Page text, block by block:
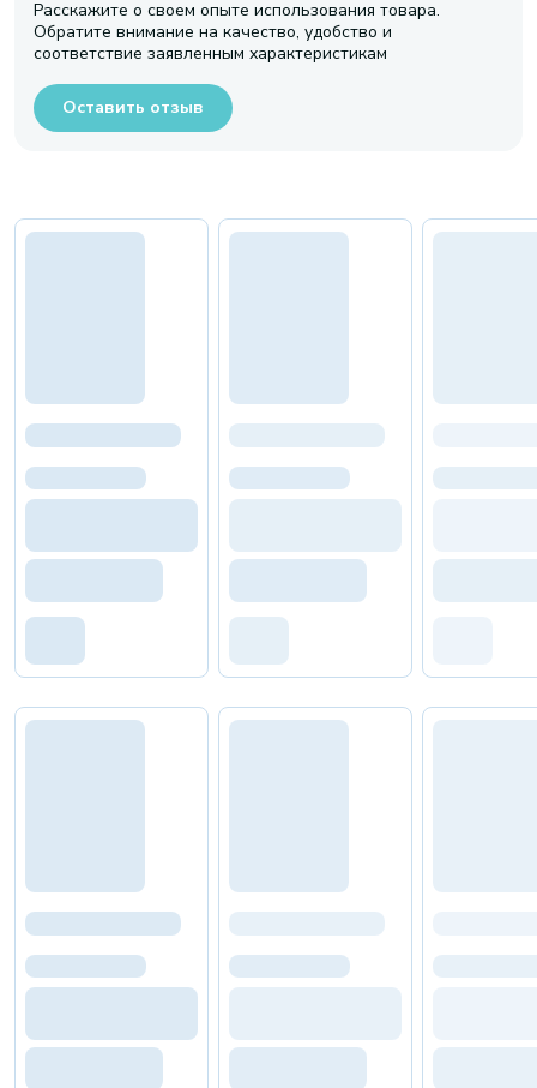
Расскажите о своем опыте использования товара.
Обратите внимание на качество, удобство и
соответствие заявленным характеристикам
Оставить отзыв